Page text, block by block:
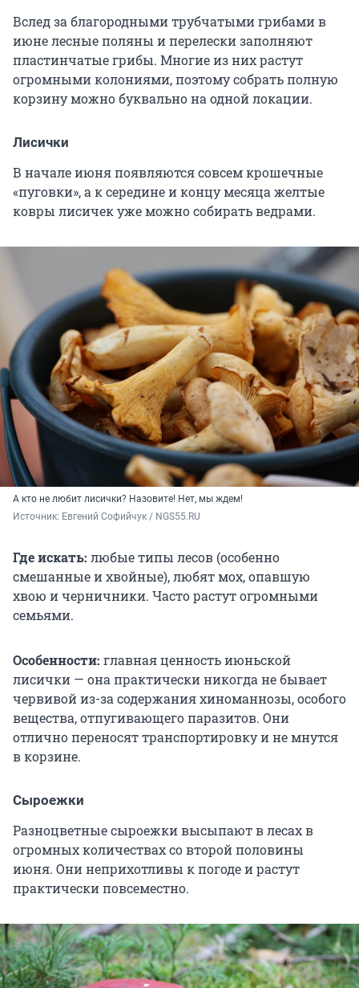
Вслед за благородными трубчатыми грибами в
июне лесные поляны и перелески заполняют
пластинчатые грибы. Многие из них растут
огромными колониями, поэтому собрать полную
корзину можно буквально на одной локации.
Лисички
В начале июня появляются совсем крошечные
«пуговки», а к середине и концу месяца желтые
ковры лисичек уже можно собирать ведрами.
А кто не любит лисички? Назовите! Нет, мы ждем!
Источник: Евгений Софийчук / NGS55.RU
Где искать: любые типы лесов (особенно
смешанные и хвойные), любят мох, опавшую
хвою и черничники. Часто растут огромными
семьями.
Особенности: главная ценность июньской
лисички — она практически никогда не бывает
червивой из-за содержания хиноманнозы, особого
вещества, отпугивающего паразитов. Они
отлично переносят транспортировку и не мнутся
в корзине.
Сыроежки
Разноцветные сыроежки высыпают в лесах в
огромных количествах со второй половины
июня. Они неприхотливы к погоде и растут
практически повсеместно.